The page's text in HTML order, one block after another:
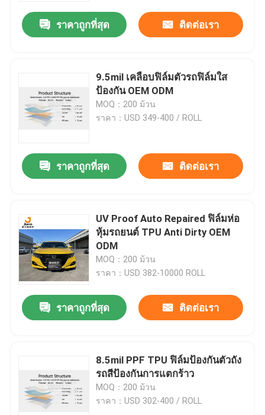
ราคาถูกที่สุด ติดต่อเรา
9.5mil เคลือบฟิล์มตัวรถฟิล์มใส
ป้องกัน OEM ODM
MOQ：200 ม้วน
ราคา：USD 349-400 / ROLL
ราคาถูกที่สุด ติดต่อเรา
UV Proof Auto Repaired ฟิล์มห่อ
หุ้มรถยนต์ TPU Anti Dirty OEM
ODM
MOQ：200 ม้วน
ราคา：USD 382-10000 ROLL
ราคาถูกที่สุด ติดต่อเรา
8.5mil PPF TPU ฟิล์มป้องกันตัวถัง
รถสีป้องกันการแตกร้าว
MOQ：200 ม้วน
ราคา：USD 302-400 / ROLL